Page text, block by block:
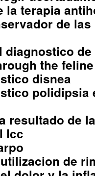
la terapia
de
diagnostico
the
disnea
polidipsia
resultado de
lcc
de